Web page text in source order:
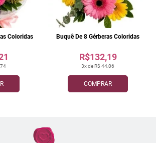
Coloridas
COMPRAR
3x de R$ 44,06
R$132,19
Buquê De 8 Gérberas Coloridas